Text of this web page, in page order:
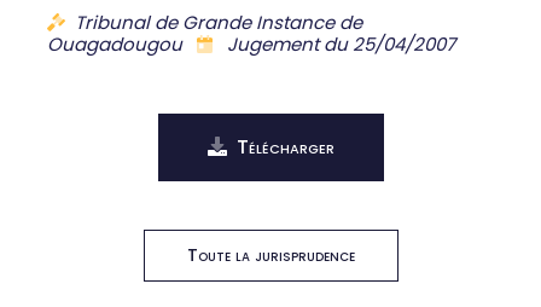
Tribunal de Grande Instance de
Ouagadougou
Jugement du 25/04/2007
Télécharger
Toute la jurisprudence